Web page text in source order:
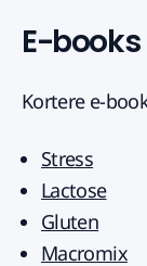
E-books
Kortere e-
Stress
Lactose
Gluten
Macromix